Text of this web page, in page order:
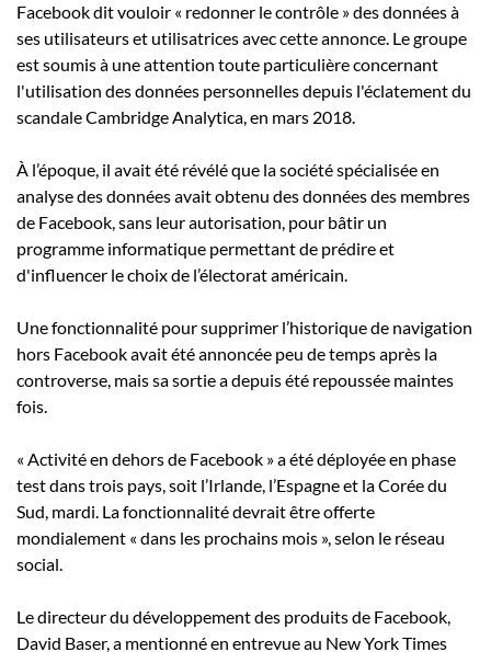
Facebook dit vouloir « redonner le contrôle » des données à
ses utilisateurs et utilisatrices avec cette annonce. Le groupe
est soumis à une attention toute particulière concernant
l'utilisation des données personnelles depuis l'éclatement du
scandale Cambridge Analytica, en mars 2018.
À l’époque, il avait été révélé que la société spécialisée en
analyse des données avait obtenu des données des membres
de Facebook, sans leur autorisation, pour bâtir un
programme informatique permettant de prédire et
d'influencer le choix de l’électorat américain.
Une fonctionnalité pour supprimer l’historique de navigation
hors Facebook avait été annoncée peu de temps après la
controverse, mais sa sortie a depuis été repoussée maintes
fois.
« Activité en dehors de Facebook » a été déployée en phase
test dans trois pays, soit l’Irlande, l’Espagne et la Corée du
Sud, mardi. La fonctionnalité devrait être offerte
mondialement « dans les prochains mois », selon le réseau
social.
Le directeur du développement des produits de Facebook,
David Baser, a mentionné en entrevue au New York Times